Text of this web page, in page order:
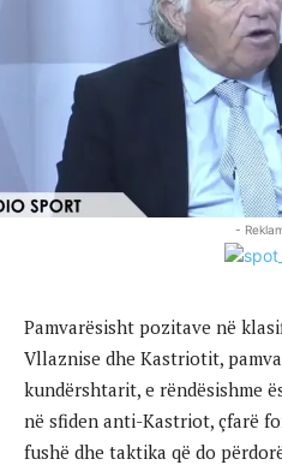
-
Pamvarësisht pozitave në
Vllaznise dhe Kastriotit,
kundërshtarit, e rëndësishme
në sfiden anti-Kastriot, çfarë
fushë dhe taktika që do